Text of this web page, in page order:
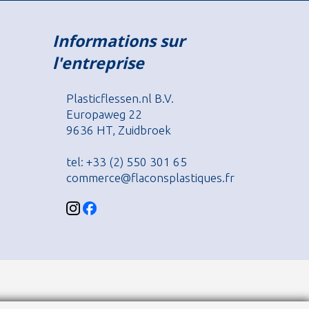
Informations sur
l'entreprise
Plasticflessen.nl B.V.
Europaweg 22
9636 HT, Zuidbroek
tel: +33 (2) 550 301 65
commerce@flaconsplastiques.fr